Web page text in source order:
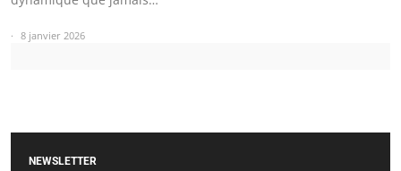
8 janvier 2026
NEWSLETTER